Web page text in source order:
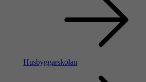
Husbyggarskolan